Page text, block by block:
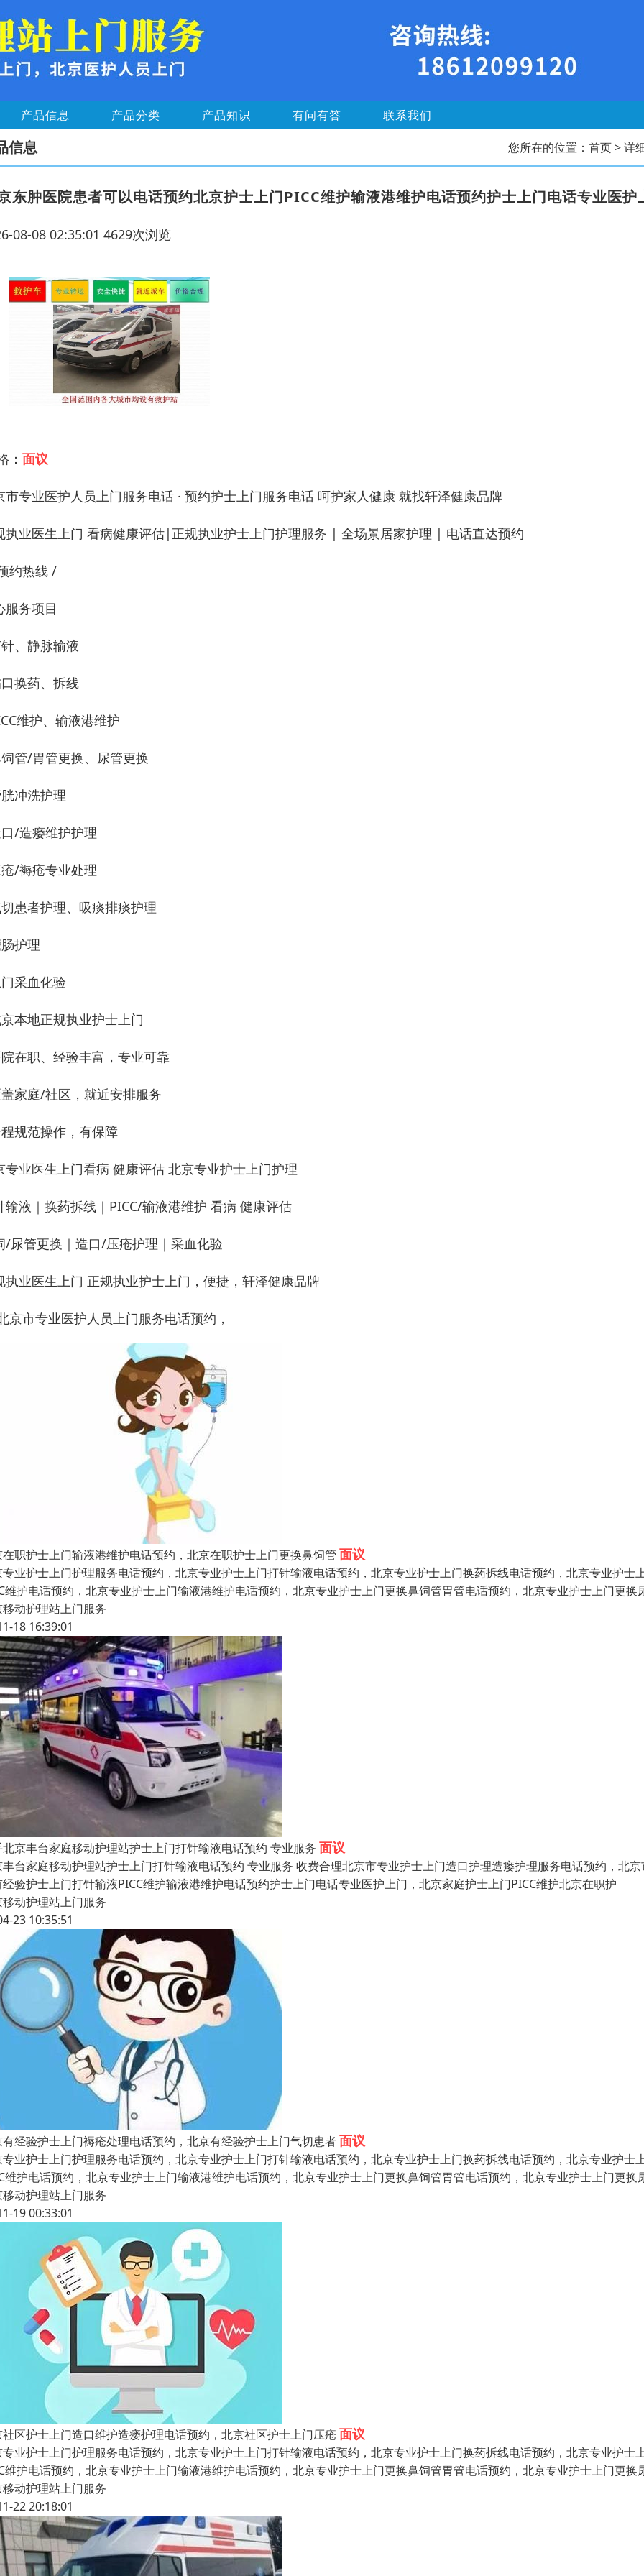
产品信息 产品分类 产品知识 有问有答 联系我们
信息 您所在的位置： 首页> 详
东肿医院患者可以电话预约北京护士上门PICC维护输液港维护电话预约护士上门电话专业医护
08-08 02:35:01 4629次浏览
： 面议
市专业医护人员上门服务电话 · 预约护士上门服务电话 呵护家人健康 就找轩泽健康品牌
执业医生上门 看病健康评估|正规执业护士上门护理服务 | 全场景居家护理 | 电话直达预约
约热线 /
服务项目
针、静脉输液
口换药、拆线
维护、输液港维护
饲管/胃管更换、尿管更换
胱冲洗护理
口/造瘘维护护理
疮/褥疮专业处理
切患者护理、吸痰排痰护理
护理
门采血化验
京本地正规执业护士上门
院在职、经验丰富，专业可靠
盖家庭/社区，就近安排服务
程规范操作，有保障
专业医生上门看病 健康评估 北京专业护士上门护理
输液｜换药拆线｜PICC/输液港维护 看病 健康评估
/尿管更换｜造口/压疮护理｜采血化验
执业医生上门 正规执业护士上门，便捷，轩泽健康品牌
京市专业医护人员上门服务电话预约，
职护士上门输液港维护电话预约，北京在职护士上门更换鼻饲管 面议
业护士上门护理服务电话预约，北京专业护士上门打针输液电话预约，北京专业护士上门换药拆线电话预约，北京专业护士
维护电话预约，北京专业护士上门输液港维护电话预约，北京专业护士上门更换鼻饲管胃管电话预约，北京专业护士上门更换
动护理站上门服务
18 16:39:01
京丰台家庭移动护理站护士上门打针输液电话预约 专业服务 面议
台家庭移动护理站护士上门打针输液电话预约 专业服务 收费合理北京市专业护士上门造口护理造瘘护理服务电话预约，北
经验护士上门打针输液PICC维护输液港维护电话预约护士上门电话专业医护上门，北京家庭护士上门PICC维护北京在职护
动护理站上门服务
23 10:35:51
经验护士上门褥疮处理电话预约，北京有经验护士上门气切患者面议
业护士上门护理服务电话预约，北京专业护士上门打针输液电话预约，北京专业护士上门换药拆线电话预约，北京专业护士
维护电话预约，北京专业护士上门输液港维护电话预约，北京专业护士上门更换鼻饲管胃管电话预约，北京专业护士上门更换
动护理站上门服务
19 00:33:01
区护士上门造口维护造瘘护理电话预约，北京社区护士上门压疮 面议
业护士上门护理服务电话预约，北京专业护士上门打针输液电话预约，北京专业护士上门换药拆线电话预约，北京专业护士
维护电话预约，北京专业护士上门输液港维护电话预约，北京专业护士上门更换鼻饲管胃管电话预约，北京专业护士上门更换
动护理站上门服务
22 20:18:01